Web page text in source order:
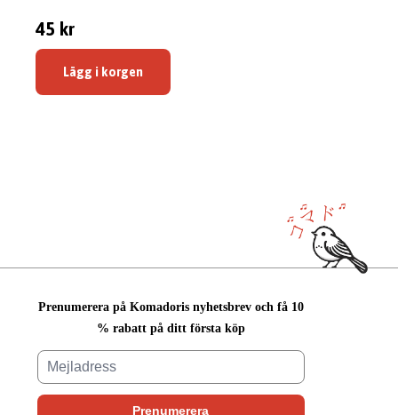
45 kr
Lägg i korgen
Prenumerera på Komadoris nyhetsbrev och få 10
% rabatt på ditt första köp